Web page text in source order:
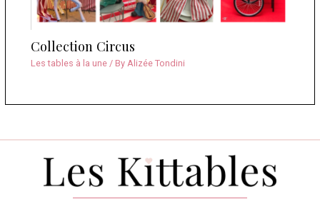
Collection Circus
Les tables à la une/ By Alizée Tondini